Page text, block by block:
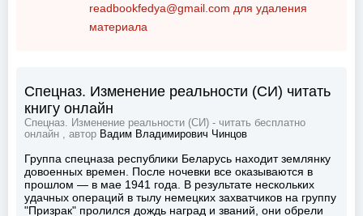
readbookfedya@gmail.com для удаления
материала
Спецназ. Изменение реальности (СИ) читать
книгу онлайн
Спецназ. Изменение реальности (СИ) - читать бесплатно
онлайн , автор Вадим Владимирович Чинцов
Группа спецназа республики Беларусь находит землянку
довоенных времен. После ночевки все оказываются в
прошлом — в мае 1941 года. В результате нескольких
удачных операций в тылу немецких захватчиков на группу
"Призрак" пролился дождь наград и званий, они обрели